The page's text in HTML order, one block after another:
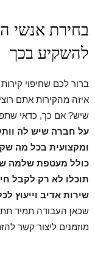
בחירת אנשי
להשקיע בכך
ברור לכם שחיפוי
איזה מהקירות אתם
שיש? אם כך, כדאי
על חברה שיש לה
ומקצועית בכל מה
כולל מעטפת שלמה
תוכלו לא רק לקבל
שירות אדיב וייעוץ
שכאן העבודה תמיד
מוזמנים ליצור קשר